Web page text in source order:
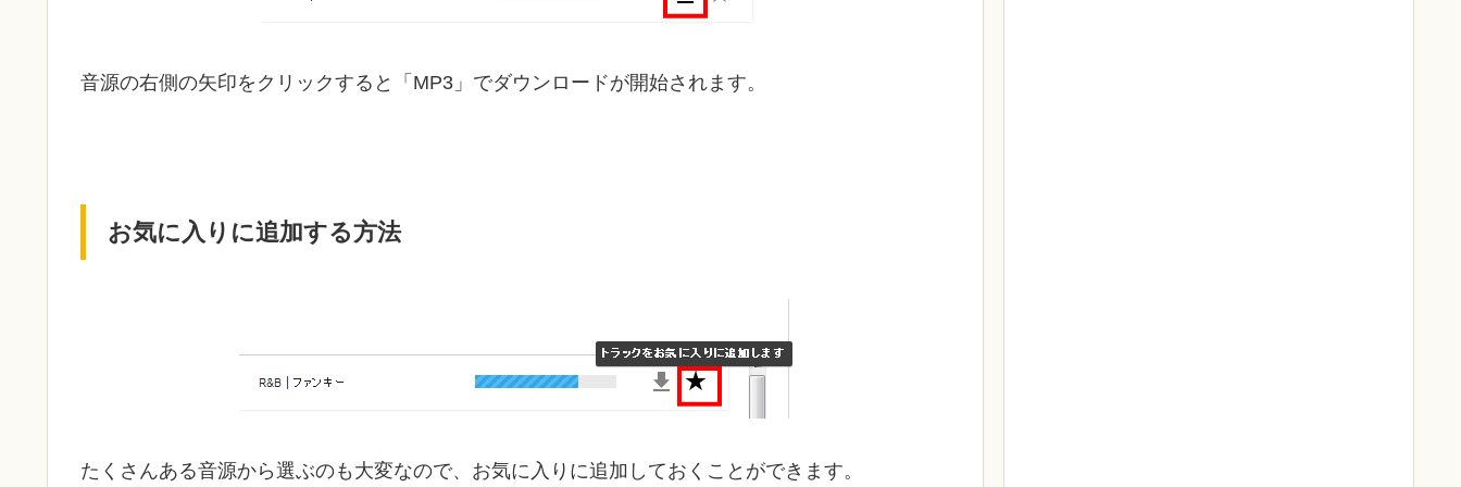
音源の右側の矢印をクリックすると「MP3」でダウンロードが開始されます。
お気に入りに追加する方法
たくさんある音源から選ぶのも大変なので、お気に入りに追加しておくことができます。